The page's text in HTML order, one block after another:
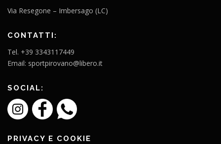
Via Resegone – Imbersago (LC)
CONTATTI:
Tel. +39 3343117449
Email: sportpirovano@libero.it
SOCIAL:
PRIVACY E COOKIE